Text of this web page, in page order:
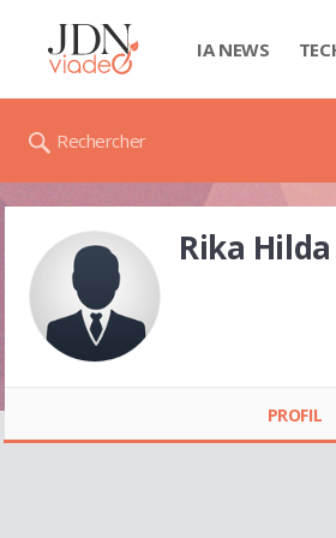
IA NEWS
Rechercher
Rika Hilda
PROFIL